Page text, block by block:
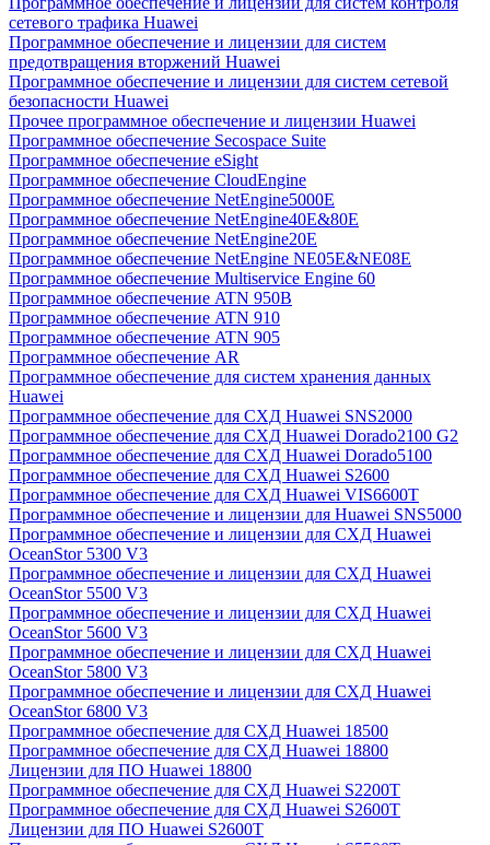
сетевого трафика Huawei
Программное обеспечение и лицензии для систем
предотвращения вторжений Huawei
Программное обеспечение и лицензии для систем сетевой
безопасности Huawei
Прочее программное обеспечение и лицензии Huawei
Программное обеспечение Secospace Suite
Программное обеспечение eSight
Программное обеспечение CloudEngine
Программное обеспечение NetEngine5000E
Программное обеспечение NetEngine40E&80E
Программное обеспечение NetEngine20E
Программное обеспечение NetEngine NE05E&NE08E
Программное обеспечение Multiservice Engine 60
Программное обеспечение ATN 950B
Программное обеспечение ATN 910
Программное обеспечение ATN 905
Программное обеспечение AR
Программное обеспечение для систем хранения данных
Huawei
Программное обеспечение для СХД Huawei SNS2000
Программное обеспечение для СХД Huawei Dorado2100 G2
Программное обеспечение для СХД Huawei Dorado5100
Программное обеспечение для СХД Huawei S2600
Программное обеспечение для СХД Huawei VIS6600T
Программное обеспечение и лицензии для Huawei SNS5000
Программное обеспечение и лицензии для СХД Huawei
OceanStor 5300 V3
Программное обеспечение и лицензии для СХД Huawei
OceanStor 5500 V3
Программное обеспечение и лицензии для СХД Huawei
OceanStor 5600 V3
Программное обеспечение и лицензии для СХД Huawei
OceanStor 5800 V3
Программное обеспечение и лицензии для СХД Huawei
OceanStor 6800 V3
Программное обеспечение для СХД Huawei 18500
Программное обеспечение для СХД Huawei 18800
Лицензии для ПО Huawei 18800
Программное обеспечение для СХД Huawei S2200T
Программное обеспечение для СХД Huawei S2600T
Лицензии для ПО Huawei S2600T